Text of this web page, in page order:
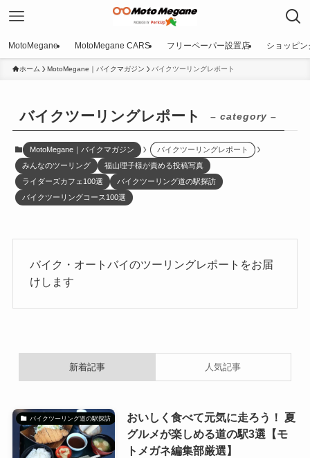
MotoMegane MotoMegane CARS フリーペーパー設置店 ショッピン
ホーム MotoMegane｜バイクマガジン バイクツーリングレポート
バイクツーリングレポート – category –
MotoMegane｜バイクマガジン
バイクツーリングレポート
みんなのツーリング
福山理子様が責める投稿写真
ライダーズカフェ100選
バイクツーリング道の駅探訪
バイクツーリングコース100選
バイク・オートバイのツーリングレポートをお届
けします
新着記事 人気記事
バイクツーリング道の駅探訪
おいしく食べて元気に走ろう！ 夏
グルメが楽しめる道の駅3選【モ
トメガネ編集部厳選】